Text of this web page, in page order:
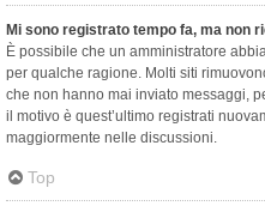
Mi sono registrato tempo fa, ma non
È possibile che un amministratore
per qualche ragione. Molti siti
che non hanno mai inviato messaggi,
il motivo è quest’ultimo registrati
maggiormente nelle discussioni.
Top